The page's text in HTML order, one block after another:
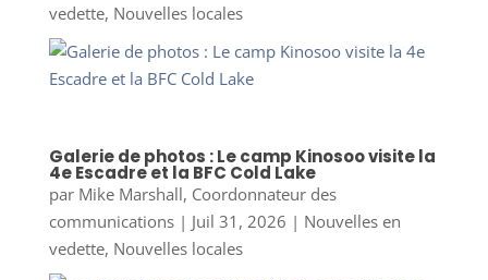
vedette, Nouvelles locales
Galerie de photos : Le camp Kinosoo visite la
4e Escadre et la BFC Cold Lake
par Mike Marshall, Coordonnateur des
communications| Juil 31, 2026 | Nouvelles en
vedette, Nouvelles locales